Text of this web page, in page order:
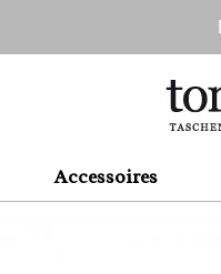
Accessoires